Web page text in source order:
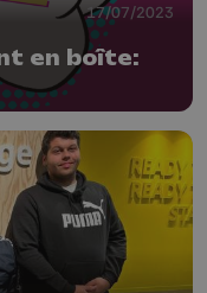
17/07/2023
en boîte: